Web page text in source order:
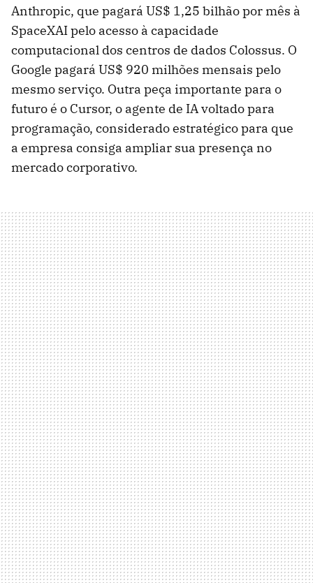
Anthropic, que pagará US$ 1,25 bilhão por mês à
SpaceXAI pelo acesso à capacidade
computacional dos centros de dados Colossus. O
Google pagará US$ 920 milhões mensais pelo
mesmo serviço. Outra peça importante para o
futuro é o Cursor, o agente de IA voltado para
programação, considerado estratégico para que
a empresa consiga ampliar sua presença no
mercado corporativo.